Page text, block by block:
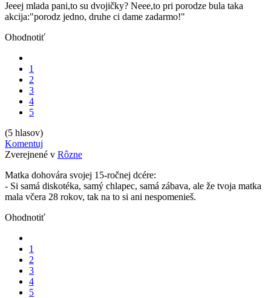
Jeeej mlada pani,to su dvojičky? Neee,to pri porodze bula taka
akcija:"porodz jedno, druhe ci dame zadarmo!"
Ohodnotiť
1
2
3
4
5
(5 hlasov)
Komentuj
Zverejnené v Rôzne
Matka dohovára svojej 15-ročnej dcére:
- Si samá diskotéka, samý chlapec, samá zábava, ale že tvoja matka
mala včera 28 rokov, tak na to si ani nespomenieš.
Ohodnotiť
1
2
3
4
5